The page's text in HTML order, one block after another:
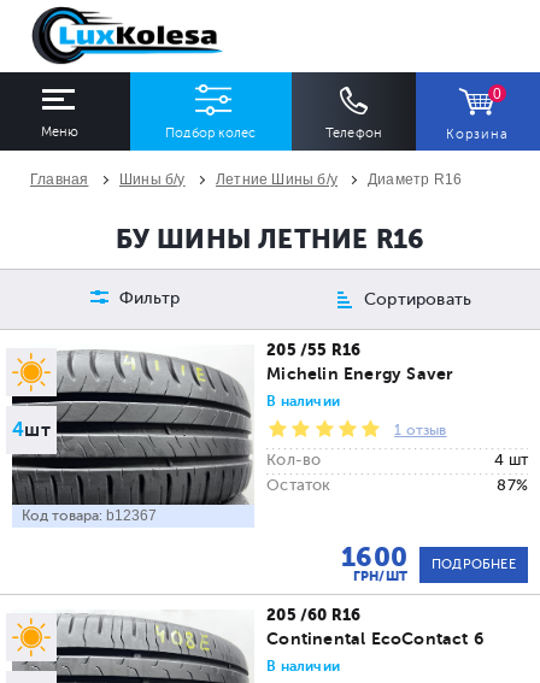
Меню Подбор колес Телефон
0
Корзина
Все Все
Диаметр
Все
Сезон
Все
Количество
Все
ПОДОБРАТЬ
Главная Шины б/у Летние Шины б/у Диаметр R16
БУ ШИНЫ ЛЕТНИЕ R16
Фильтр Сортировать
4шт
Код товара: b12367
205 /55 R16
Michelin Energy Saver
В наличии
1 отзыв
Кол-во
4 шт
Остаток
87%
1600
ГРН/ШТ
ПОДРОБНЕЕ
205 /60 R16
Continental EcoContact 6
В наличии